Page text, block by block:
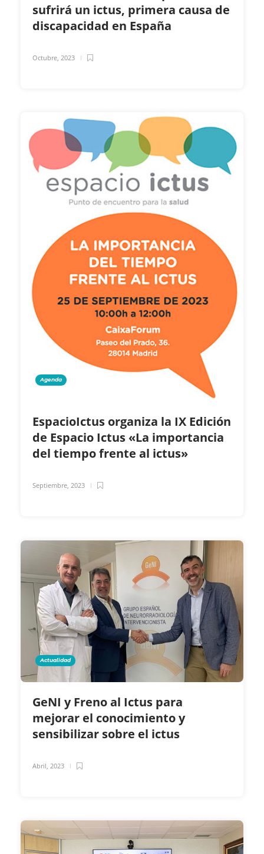
sufrirá un ictus, primera causa de
discapacidad en España
Octubre, 2023
Agenda
EspacioIctus organiza la IX Edición
de Espacio Ictus «La importancia
del tiempo frente al ictus»
Septiembre, 2023
Actualidad
GeNI y Freno al Ictus para
mejorar el conocimiento y
sensibilizar sobre el ictus
Abril, 2023